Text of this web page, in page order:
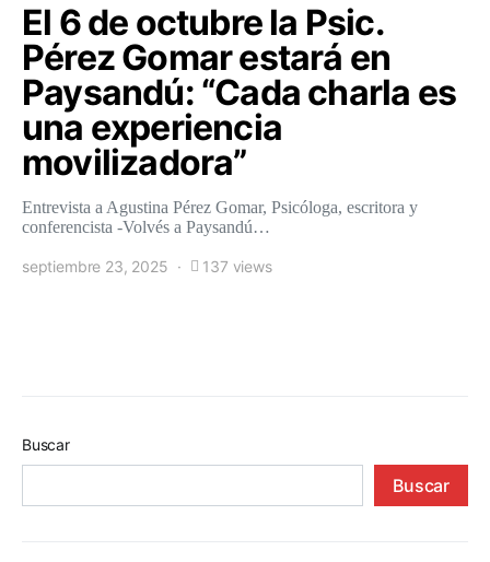
El 6 de octubre la Psic.
Pérez Gomar estará en
Paysandú: “Cada charla es
una experiencia
movilizadora”
Entrevista a Agustina Pérez Gomar, Psicóloga, escritora y
conferencista -Volvés a Paysandú…
septiembre 23, 2025 137 views
Buscar
Buscar